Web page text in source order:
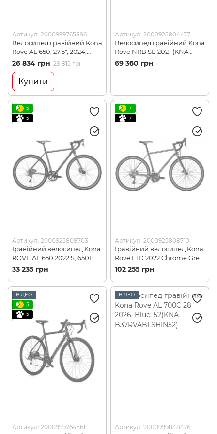
Артикул: 2000999765896
Велосипед гравійний Kona
Rove AL 650, 27.5", 2024,
Silver, 56 см (KNA
B36RV6556)
26 834 грн 29 815 грн
Купити
Артикул: 2000925804477
Велосипед гравійний Kona
Rove NRB SE 2021 (KNA
B21RVNG48)
69 360 грн
5
5
Артикул: 2000925808703
Гравійний велосипед Kona
ROVE AL 650 2022 S, 650B
(2000925808703)
33 235 грн
7
7
Артикул: 2000925808710
Гравійний велосипед Kona
Rove LTD 2022 Chrome Grey,
54, 27.5 (KNA B22RVL54)
102 255 грн
ВІДЕО
5
5
Артикул: 2000999764561
ВІДЕО
Артикул: 2000999848476